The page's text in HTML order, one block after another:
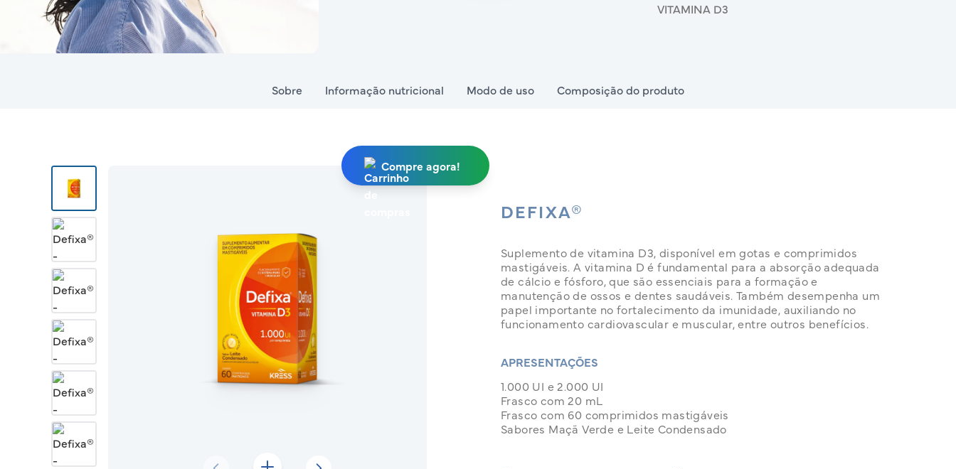
VITAMINA D3
Sobre Informação nutricional Modo de uso Composição do produto
Compre agora!
DEFIXA®
Suplemento de vitamina D3, disponível em gotas e comprimidos
mastigáveis. A vitamina D é fundamental para a absorção adequada
de cálcio e fósforo, que são essenciais para a formação e
manutenção de ossos e dentes saudáveis. Também desempenha um
papel importante no fortalecimento da imunidade, auxiliando no
funcionamento cardiovascular e muscular, entre outros benefícios.
APRESENTAÇÕES
1.000 UI e 2.000 UI
Frasco com 20 mL
Frasco com 60 comprimidos mastigáveis
Sabores Maçã Verde e Leite Condensado